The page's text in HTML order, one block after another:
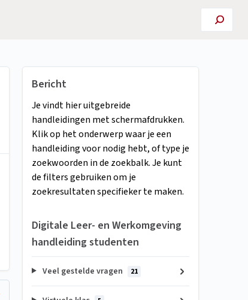
Bericht
Je vindt hier uitgebreide
handleidingen met schermafdrukken.
Klik op het onderwerp waar je een
handleiding voor nodig hebt, of type je
zoekwoorden in de zoekbalk. Je kunt
de filters gebruiken om je
zoekresultaten specifieker te maken.
Digitale Leer- en Werkomgeving
handleiding studenten
Veel gestelde vragen 21